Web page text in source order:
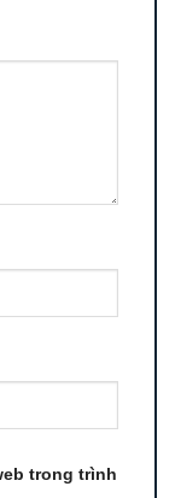
trong trình